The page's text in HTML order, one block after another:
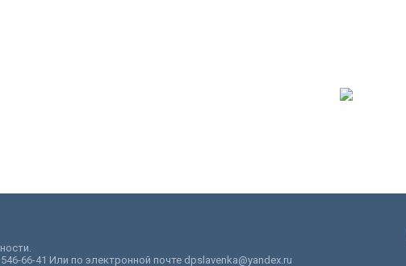
66-41 Или по электронной почте dpslavenka@yandex.ru